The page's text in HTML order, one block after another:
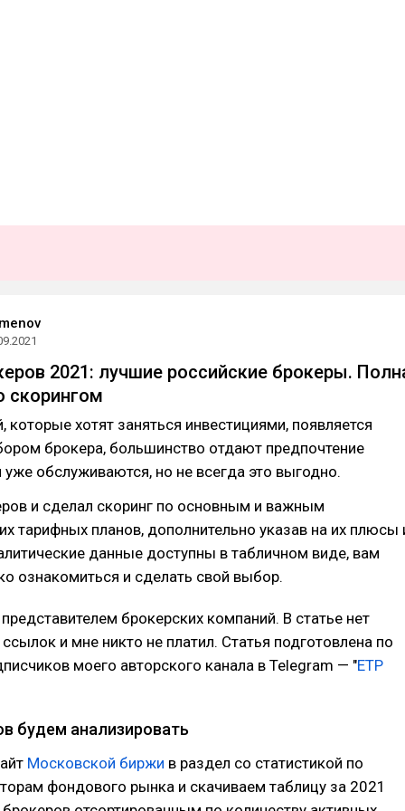
2021: лучшие российские брокеры.
скорингом
хотят заняться инвестициями, появляется
брокера, большинство отдают предпочтение
уже обслуживаются, но не всегда это выгодно.
и сделал скоринг по основным и важным
тарифных планов, дополнительно указав на их плюсы
данные доступны в табличном виде, вам
ознакомиться и сделать свой выбор.
брокерских компаний. В статье нет
и мне никто не платил. Статья подготовлена по
моего авторского канала в Telegram — "ETP
будем анализировать
Московской биржи в раздел со статистикой по
фондового рынка и скачиваем таблицу за 2021